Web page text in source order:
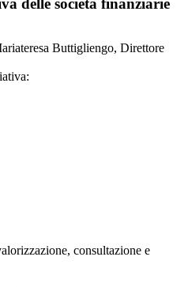
delle società finanziarie
Buttigliengo, Direttore
consultazione e